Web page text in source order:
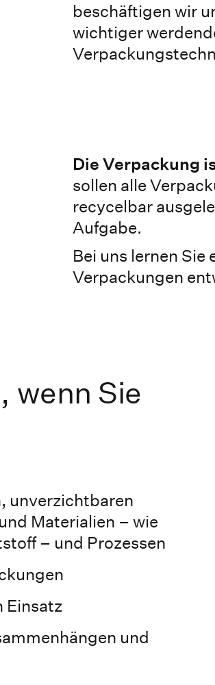
beschäftigen wir
wichtiger
Die Verpackung
sollen alle
recycelbar
Aufgabe.
Bei uns lernen
Verpackungen
wenn Sie
unverzichtbaren
Materialien – wie
– und Prozessen
Einsatz
und